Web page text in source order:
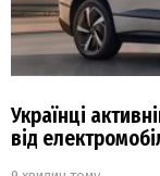
Українці
від